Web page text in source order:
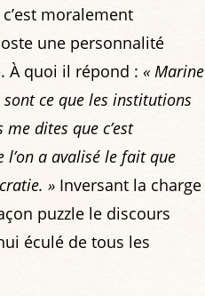
moralement
une personnalité
À quoi il répond : « Marine
ce que les institutions
dites que c’est
a avalisé le fait que
» Inversant la charge
puzzle le discours
éculé de tous les